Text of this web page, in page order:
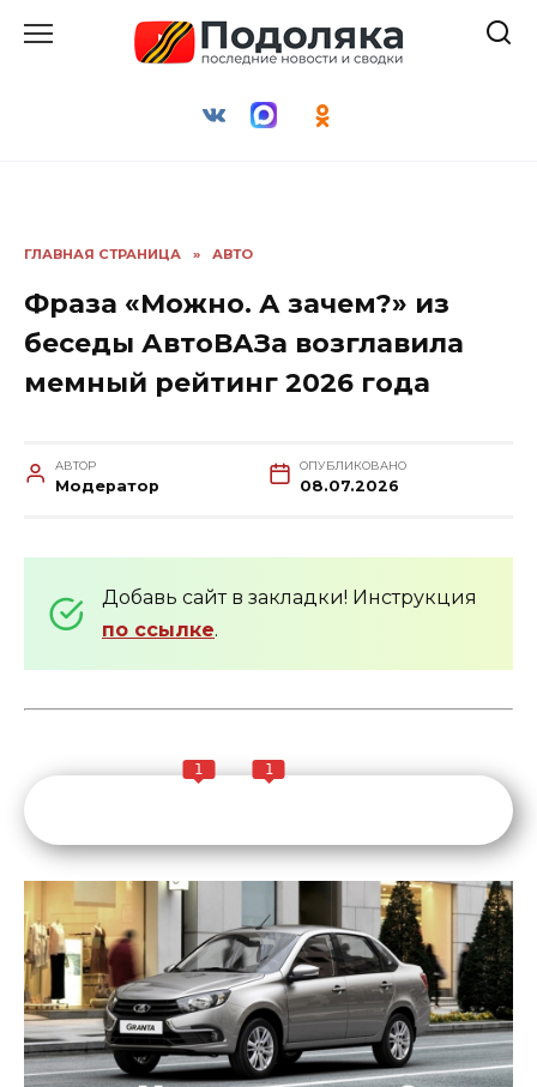
ГЛАВНАЯ СТРАНИЦА » АВТО
Фраза «Можно. А зачем?» из
беседы АвтоВАЗа возглавила
мемный рейтинг 2026 года
АВТОР
Модератор
ОПУБЛИКОВАНО
08.07.2026
Добавь сайт в закладки! Инструкция
по ссылке.
1 1